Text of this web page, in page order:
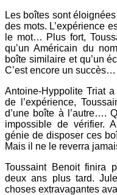
Les boîtes sont
des mots. L’expérience
le mot… Plus fort,
qu’un Américain du
boîte similaire et qu’un
C’est encore un succès…
Antoine-Hyppolite Triat
de l’expérience,
d’une boîte à l’autre….
impossible de vérifier.
génie de disposer ces
Mais il ne le reverra
Toussaint Benoit finira
deux ans plus tard.
choses extravagantes